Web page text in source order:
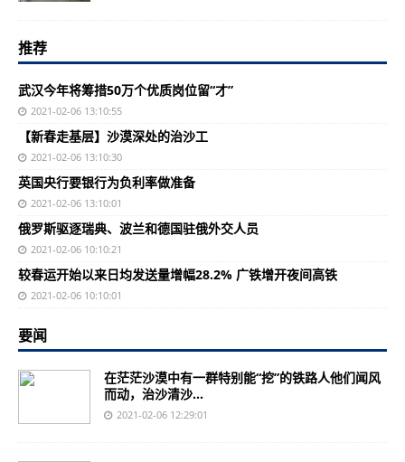
推荐
武汉今年将筹措50万个优质岗位留“才”
2021-02-06 13:10:55
【新春走基层】沙漠深处的治沙工
2021-02-06 13:10:30
英国央行要银行为负利率做准备
2021-02-06 13:10:01
俄罗斯驱逐瑞典、波兰和德国驻俄外交人员
2021-02-06 10:10:21
较春运开始以来日均发送量增幅28.2% 广铁增开夜间高铁
2021-02-06 10:10:01
要闻
在茫茫沙漠中有一群特别能“挖”的铁路人他们闻风
而动，治沙清沙...
2021-02-06 12:29:01